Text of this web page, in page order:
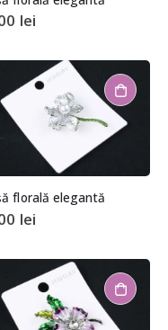
lei
florală elegantă
lei